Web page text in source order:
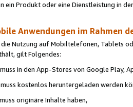
ein Produkt oder eine Dienstleistung in
Anwendungen im Rahmen
die Nutzung auf Mobiltelefonen, Tablets
gilt Folgendes:
in den App-Stores von Google Play,
kostenlos heruntergeladen werden
originäre Inhalte haben,